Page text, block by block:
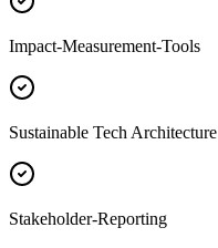
Impact-Measurement-Tools
Sustainable Tech Architecture
Stakeholder-Reporting